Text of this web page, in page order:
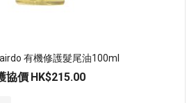
有機修護髮尾油100ml
協價 HK$215.00